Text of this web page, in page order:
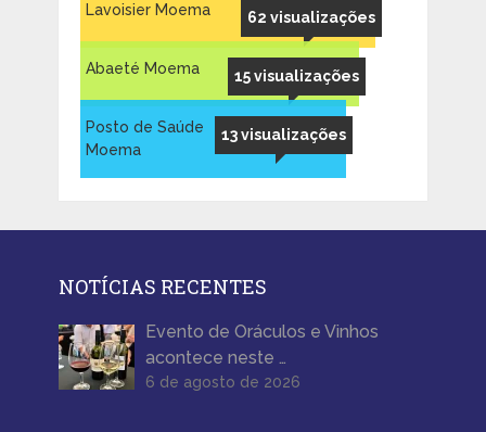
62 visualizações
Lavoisier Moema
15 visualizações
Abaeté Moema
13 visualizações
Posto de Saúde
Moema
NOTÍCIAS RECENTES
Evento de Oráculos e Vinhos
acontece neste …
6 de agosto de 2026